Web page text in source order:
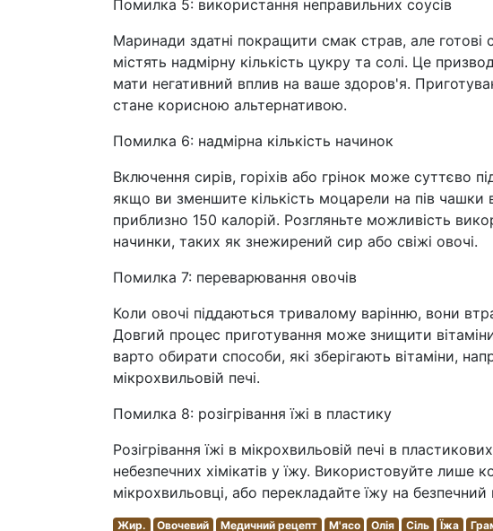
Помилка 5: використання неправильних соусів
Маринади здатні покращити смак страв, але готові
містять надмірну кількість цукру та солі. Це
мати негативний вплив на ваше здоров'я.
стане корисною альтернативою.
Помилка 6: надмірна кількість начинок
Включення сирів, горіхів або грінок може суттєво
якщо ви зменшите кількість моцарели на пів
приблизно 150 калорій. Розгляньте можливість
начинки, таких як знежирений сир або свіжі овочі.
Помилка 7: переварювання овочів
Коли овочі піддаються тривалому варінню, вони
Довгий процес приготування може знищити
варто обирати способи, які зберігають вітаміни,
мікрохвильовій печі.
Помилка 8: розігрівання їжі в пластику
Розігрівання їжі в мікрохвильовій печі в
небезпечних хімікатів у їжу. Використовуйте лише
мікрохвильовці, або перекладайте їжу на безпечний
Жир. Овочевий Медичний рецепт М'ясо Олія Сіль Їжа